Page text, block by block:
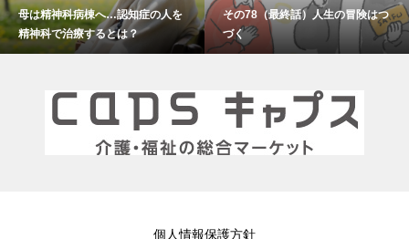
その78（最終話）人生の冒険はつ
づく
その77 振り返れば笑門来福
個人情報保護方針